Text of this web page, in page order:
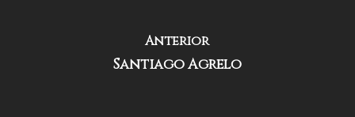
Anterior
Santiago Agrelo